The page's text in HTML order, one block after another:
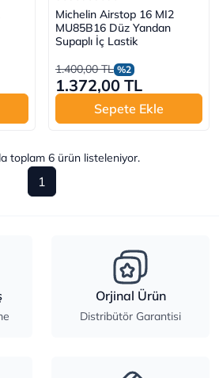
Michelin Airstop 16 MI2
MU85B16 Düz Yandan
Supaplı İç Lastik
1.400,00 TL %2
1.372,00 TL
Sepete Ekle
toplam 6ürün listeleniyor.
1
Orjinal Ürün
Distribütör Garantisi